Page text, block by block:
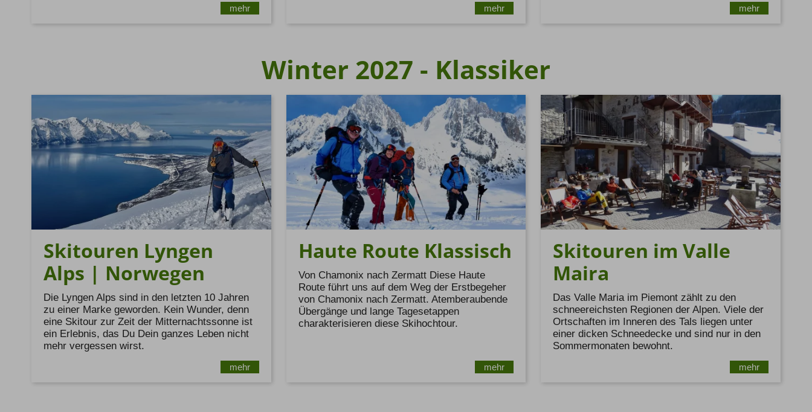
mehr mehr mehr
Winter 2027 - Klassiker
Skitouren Lyngen
Alps | Norwegen
Die Lyngen Alps sind in den letzten 10 Jahren
zu einer Marke geworden. Kein Wunder, denn
eine Skitour zur Zeit der Mitternachtssonne ist
ein Erlebnis, das Du Dein ganzes Leben nicht
mehr vergessen wirst.
mehr
Haute Route Klassisch
Von Chamonix nach Zermatt Diese Haute
Route führt uns auf dem Weg der Erstbegeher
von Chamonix nach Zermatt. Atemberaubende
Übergänge und lange Tagesetappen
charakterisieren diese Skihochtour.
mehr
Skitouren im Valle
Maira
Das Valle Maria im Piemont zählt zu den
schneereichsten Regionen der Alpen. Viele der
Ortschaften im Inneren des Tals liegen unter
einer dicken Schneedecke und sind nur in den
Sommermonaten bewohnt.
mehr